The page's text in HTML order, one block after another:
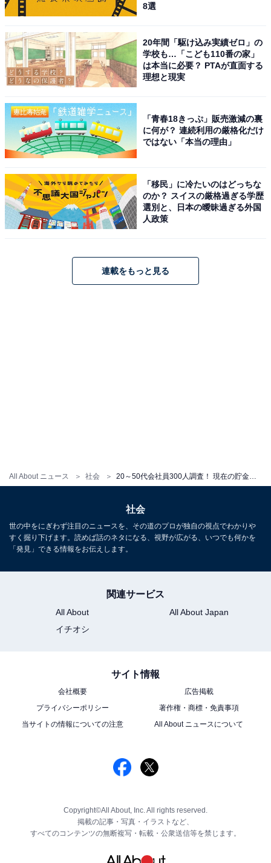
All About ニュース 社会 20～50代会社員300人調査！ 現在の貯金額最多は「100～500万円未満」、老後資金のためのサービス、2位は「NISA」、1位は？
8選
20年間「駆け込み実績ゼロ」の
学校も…「こども110番の家」
は本当に必要？ PTAが直面する
理想と現実
「青春18きっぷ」販売激減の裏
に何が？ 連続利用の厳格化だけ
ではない「本当の理由」
「移民」に冷たいのはどっちな
のか？ スイスの厳格過ぎる学歴
選別と、日本の曖昧過ぎる外国
人政策
連載をもっと見る
社会
世の中をにぎわず注目のニュースを、その道のプロが独自の視点でわかりや
すく掘り下げます。読めば話のネタになる、視野が広がる、いつでも何かを
「発見」できる情報をお伝えします。
関連サービス
All About
All About Japan
イチオシ
サイト情報
会社概要
広告掲載
プライバシーポリシー
著作権・商標・免責事項
当サイトの情報についての注意
All About ニュースについて
Copyright©All About, Inc. All rights reserved.
掲載の記事・写真・イラストなど、
すべてのコンテンツの無断複写・転載・公衆送信等を禁じます。